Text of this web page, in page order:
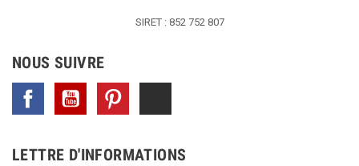
SIRET : 852 752 807
NOUS SUIVRE
Facebook YouTube
LETTRE D'INFORMATIONS